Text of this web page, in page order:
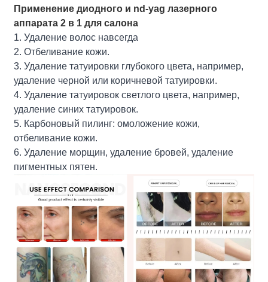
Применение диодного и nd-yag лазерного
аппарата 2 в 1 для салона
1. Удаление волос навсегда
2. Отбеливание кожи.
3. Удаление татуировки глубокого цвета, например,
удаление черной или коричневой татуировки.
4. Удаление татуировок светлого цвета, например,
удаление синих татуировок.
5. Карбоновый пилинг: омоложение кожи,
отбеливание кожи.
6. Удаление морщин, удаление бровей, удаление
пигментных пятен.